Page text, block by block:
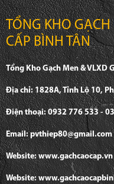
TỔNG KHO
CẤP BÌNH TÂN
Tổng Kho Gạch Men & VLXD
Địa chỉ: 1828A, Tỉnh Lộ 10,
Điện thoại: 0932 776 533 -
Email: pvthiep80@gmail.com
Website: www.gachcaocap.vn
Website: